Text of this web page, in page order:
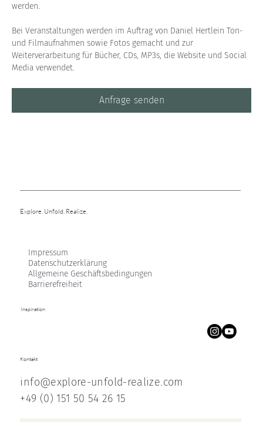
werden.
Bei Veranstaltungen werden im Auftrag von Daniel Hertlein Ton-
und Filmaufnahmen sowie Fotos gemacht und zur
Weiterverarbeitung für Bücher, CDs, MP3s, die Website und Social
Media verwendet.
Anfrage senden
Explore. Unfold. Realize.
Impressum
Datenschutzerklärung
Allgemeine Geschäftsbedingungen
Barrierefreiheit
Inspiration
Kontakt
info@explore-unfold-realize.com
+49 (0) 151 50 54 26 15